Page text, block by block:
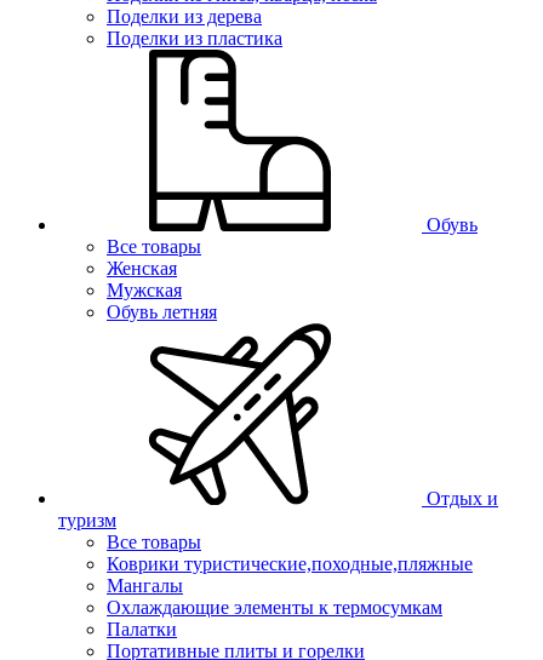
Поделки из дерева
Поделки из пластика
Обувь
Все товары
Женская
Мужская
Обувь летняя
Отдых и
туризм
Все товары
Коврики туристические,походные,пляжные
Мангалы
Охлаждающие элементы к термосумкам
Палатки
Портативные плиты и горелки